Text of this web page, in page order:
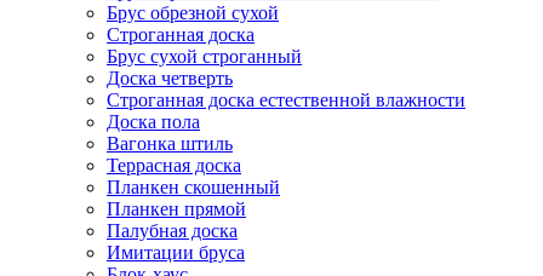
Брус обрезной сухой
Строганная доска
Брус сухой строганный
Доска четверть
Строганная доска естественной влажности
Доска пола
Вагонка штиль
Террасная доска
Планкен скошенный
Планкен прямой
Палубная доска
Имитации бруса